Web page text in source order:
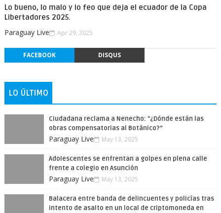
Lo bueno, lo malo y lo feo que deja el ecuador de la Copa
Libertadores 2025.
Paraguay Live Apr 29, 2025
FACEBOOK DISQUS
LO ÚLTIMO
Ciudadana reclama a Nenecho: "¿Dónde están las
obras compensatorias al Botánico?”
Paraguay Live May 13, 2025
Adolescentes se enfrentan a golpes en plena calle
frente a colegio en Asunción
Paraguay Live May 13, 2025
Balacera entre banda de delincuentes y policías tras
intento de asalto en un local de criptomoneda en